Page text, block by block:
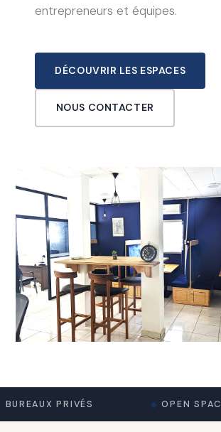
entrepreneurs et équipes.
DÉCOUVRIR LES ESPACES
NOUS CONTACTER
PRIVÉS OPEN SPACE